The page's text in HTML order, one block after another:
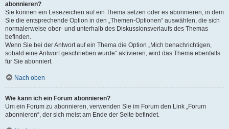
abonnieren?
Sie können ein Lesezeichen auf ein Thema setzen oder es abonnieren, in dem
Sie die entsprechende Option in den „Themen-Optionen“ auswählen, die sich
normalerweise ober- und unterhalb des Diskussionsverlaufs des Themas
befinden.
Wenn Sie bei der Antwort auf ein Thema die Option „Mich benachrichtigen,
sobald eine Antwort geschrieben wurde“ aktivieren, wird das Thema ebenfalls
für Sie abonniert.
Nach oben
Wie kann ich ein Forum abonnieren?
Um ein Forum zu abonnieren, verwenden Sie im Forum den Link „Forum
abonnieren“, der sich meist am Ende der Seite befindet.